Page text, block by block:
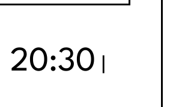
20:30